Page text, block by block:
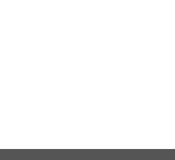
В салоне оптики
Если вы хотите
специалисты
ваших